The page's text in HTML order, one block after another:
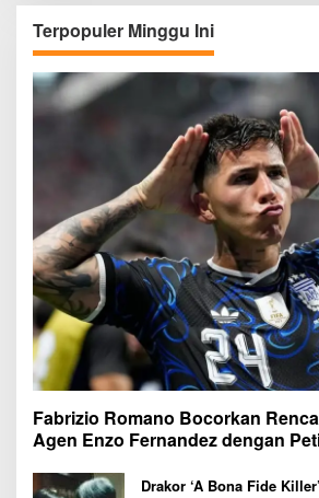
Terpopuler Minggu Ini
Fabrizio Romano Bocorkan
Agen Enzo Fernandez dengan
Drakor ‘A Bona Fide